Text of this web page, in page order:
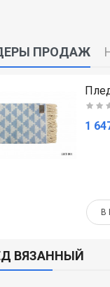
ПРОДАЖ
1
В
ВЯЗАННЫЙ